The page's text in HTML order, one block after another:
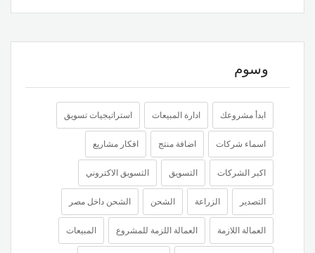
وسوم
ابدأ مشروعك ادارة المبيعات استراتيجيات تسويق
اسماء شركات اضافة منتج افكار مشاريع
اكبر الشركات التسويق التسويق الاكتروني
التصدير الزراعة الشحن الشحن داخل مصر
العمالة اللازمة العمالة اللزمة للمشروع المبيعات